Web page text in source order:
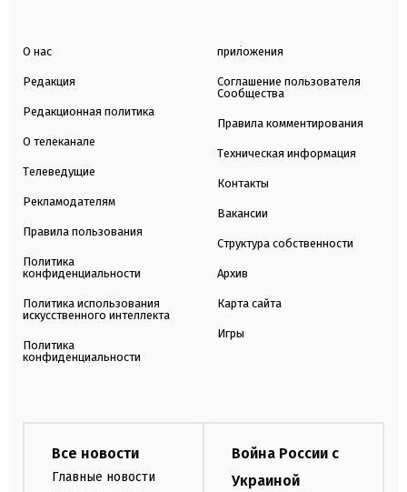
О нас
Редакция
Редакционная политика
О телеканале
Телеведущие
Рекламодателям
Правила пользования
Политика
конфиденциальности
Политика использования
искусственного интеллекта
Политика
конфиденциальности
приложения
Соглашение пользователя
Сообщества
Правила комментирования
Техническая информация
Контакты
Вакансии
Структура собственности
Архив
Карта сайта
Игры
Все новости
Главные новости
Война России с
Украиной